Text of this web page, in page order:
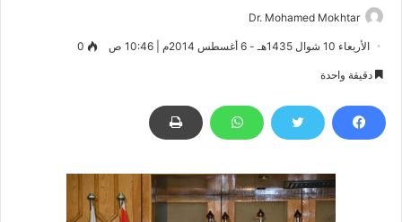
Dr. Mohamed Mokhtar
الأربعاء 10 شوال 1435هـ - 6 أغسطس 2014م | 10:46 ص 0
دقيقة واحدة